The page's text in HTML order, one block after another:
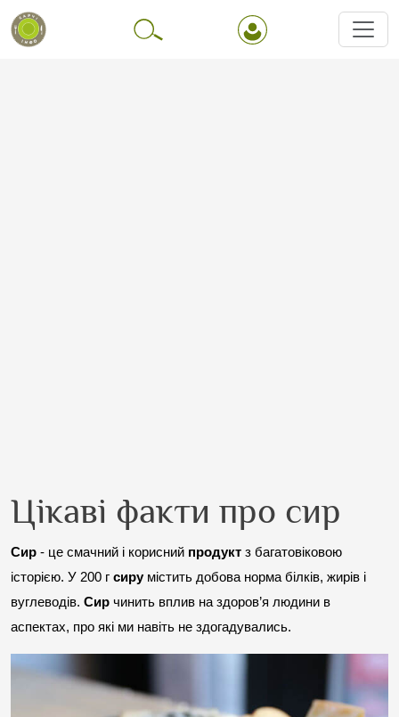
Цікаві факти про сир
Сир - це смачний і корисний продукт з багатовіковою
історією. У 200 г сиру містить добова норма білків, жирів і
вуглеводів. Сир чинить вплив на здоров’я людини в
аспектах, про які ми навіть не здогадувались.